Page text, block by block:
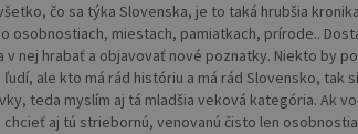
čo sa týka Slovenska, je to taká hrubšia
osobnostiach, miestach, pamiatkach, prírode..
v nej hrabať a objavovať nové poznatky. Niekto by
ale kto má rád históriu a má rád Slovensko, tak
teda myslím aj tá mladšia veková kategória. Ak
aj tú striebornú, venovanú čisto len